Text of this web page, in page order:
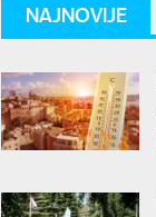
NAJNOVIJE